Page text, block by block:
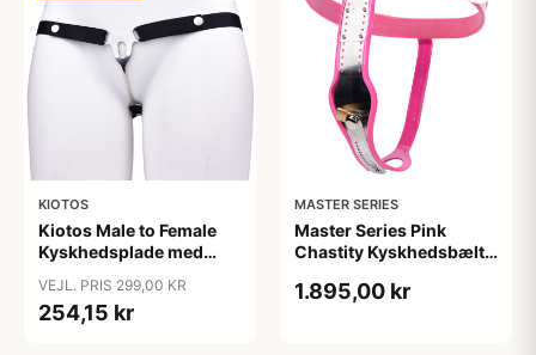
KIOTOS
Kiotos Male to Female
Kyskhedsplade med
VEJL. PRIS 299,00 KR
254,15 kr
MASTER SERIES
Master Series Pink
Chastity Kyskhedsbælte
1.895,00 kr